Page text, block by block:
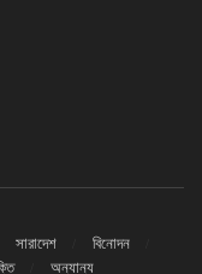
সারাদেশ
বিনোদন
অন্যান্য